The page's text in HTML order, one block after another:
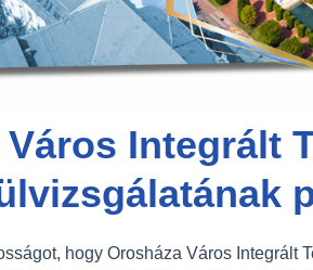
Integrált
hogy Orosháza Város